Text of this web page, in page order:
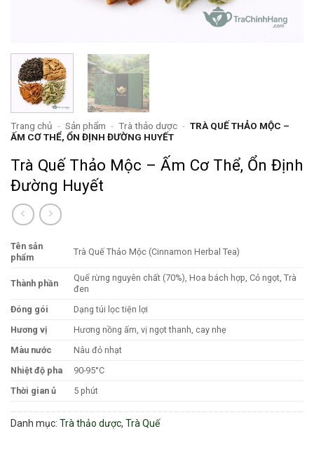
Trang chủ - Sản phẩm - Trà thảo dược - TRÀ QUẾ THẢO MỘC –
ẤM CƠ THỂ, ỔN ĐỊNH ĐƯỜNG HUYẾT
Trà Quế Thảo Mộc – Ấm Cơ Thể, Ổn Định
Đường Huyết
Tên sản
phẩm
Trà Quế Thảo Mộc (Cinnamon Herbal Tea)
Thành phần
Quế rừng nguyên chất (70%), Hoa bách hợp, Cỏ ngọt, Trà
đen
Đóng gói
Dạng túi lọc tiện lợi
Hương vị
Hương nồng ấm, vị ngọt thanh, cay nhẹ
Màu nước
Nâu đỏ nhạt
Nhiệt độ pha
90-95°C
Thời gian ủ
5 phút
Danh mục: Trà thảo dược, Trà Quế